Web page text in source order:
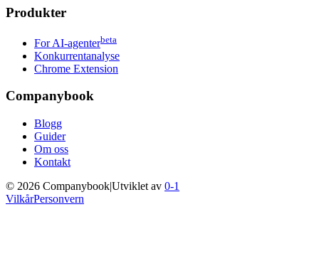
Produkter
For AI-agenterbeta
Konkurrentanalyse
Chrome Extension
Companybook
Blogg
Guider
Om oss
Kontakt
© 2026 Companybook|Utviklet av 0-1
VilkårPersonvern